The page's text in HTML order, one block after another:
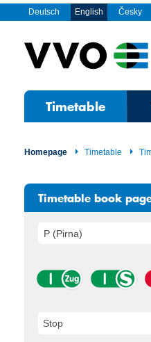
Deutsch English Česky
Timetable
Homepage Timetable
Timetable book
Stop